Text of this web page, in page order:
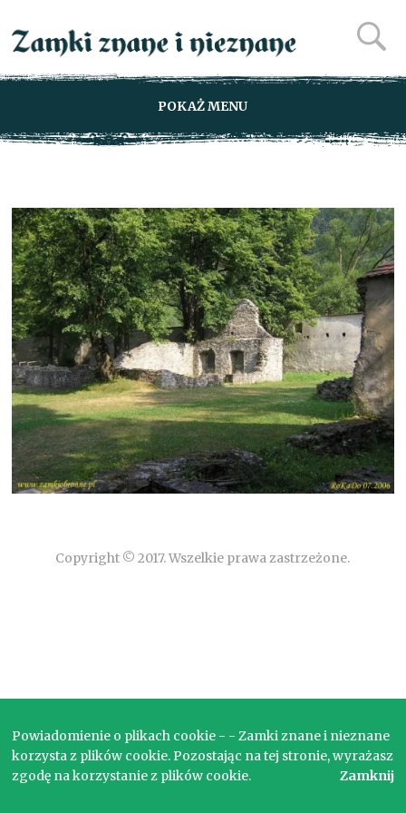
POKAŻ MENU
Copyright © 2017. Wszelkie prawa zastrzeżone.
Powiadomienie o plikach cookie - - Zamki znane i nieznane
korzysta z plików cookie. Pozostając na tej stronie, wyrażasz
zgodę na korzystanie z plików cookie.
Zamknij